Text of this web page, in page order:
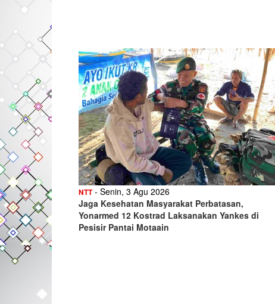
NTT- Senin, 3 Agu 2026
Jaga Kesehatan Masyarakat Perbatasan,
Yonarmed 12 Kostrad Laksanakan Yankes di
Pesisir Pantai Motaain